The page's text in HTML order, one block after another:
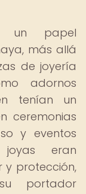
un papel
más allá
de joyería
adornos
tenían un
ceremonias
y eventos
joyas eran
y protección,
portador